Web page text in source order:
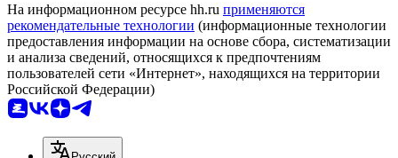
На информационном ресурсе hh.ru применяются
рекомендательные технологии (информационные технологии
предоставления информации на основе сбора, систематизации
и анализа сведений, относящихся к предпочтениям
пользователей сети «Интернет», находящихся на территории
Российской Федерации)